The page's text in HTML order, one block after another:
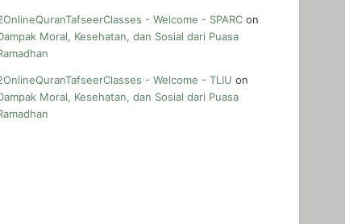
- Welcome - SPARC on
Moral, Kesehatan, dan Sosial dari Puasa
- Welcome - TLIU on
Moral, Kesehatan, dan Sosial dari Puasa